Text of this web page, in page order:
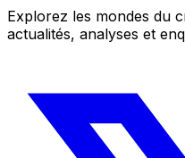
Explorez les mondes du
actualités, analyses et